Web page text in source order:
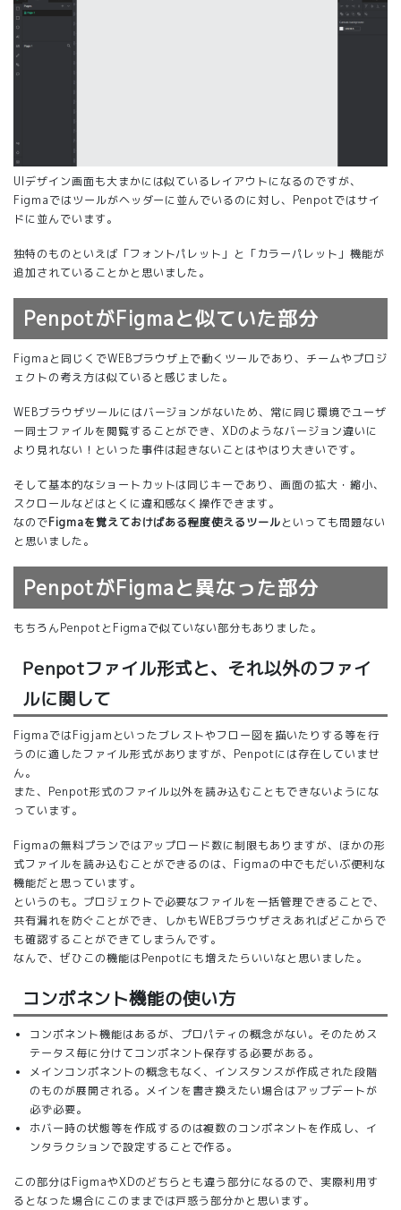
UIデザイン画面も大まかには似ているレイアウトになるのですが、
Figmaではツールがヘッダーに並んでいるのに対し、Penpotではサイ
ドに並んでいます。
独特のものといえば「フォントパレット」と「カラーパレット」機能が
追加されていることかと思いました。
PenpotがFigmaと似ていた部分
Figmaと同じくでWEBブラウザ上で動くツールであり、チームやプロジ
ェクトの考え方は似ていると感じました。
WEBブラウザツールにはバージョンがないため、常に同じ環境でユーザ
ー同士ファイルを閲覧することができ、XDのようなバージョン違いに
より見れない！といった事件は起きないことはやはり大きいです。
そして基本的なショートカットは同じキーであり、画面の拡大・縮小、
スクロールなどはとくに違和感なく操作できます。
なのでFigmaを覚えておけばある程度使えるツールといっても問題ない
と思いました。
PenpotがFigmaと異なった部分
もちろんPenpotとFigmaで似ていない部分もありました。
Penpotファイル形式と、それ以外のファイ
ルに関して
FigmaではFigjamといったブレストやフロー図を描いたりする等を行
うのに適したファイル形式がありますが、Penpotには存在していませ
ん。
また、Penpot形式のファイル以外を読み込むこともできないようにな
っています。
Figmaの無料プランではアップロード数に制限もありますが、ほかの形
式ファイルを読み込むことができるのは、Figmaの中でもだいぶ便利な
機能だと思っています。
というのも。プロジェクトで必要なファイルを一括管理できることで、
共有漏れを防ぐことができ、しかもWEBブラウザさえあればどこからで
も確認することができてしまうんです。
なんで、ぜひこの機能はPenpotにも増えたらいいなと思いました。
コンポネント機能の使い方
コンポネント機能はあるが、プロパティの概念がない。そのためス
テータス毎に分けてコンポネント保存する必要がある。
メインコンポネントの概念もなく、インスタンスが作成された段階
のものが展開される。メインを書き換えたい場合はアップデートが
必ず必要。
ホバー時の状態等を作成するのは複数のコンポネントを作成し、イ
ンタラクションで設定することで作る。
この部分はFigmaやXDのどちらとも違う部分になるので、実際利用す
るとなった場合にこのままでは戸惑う部分かと思います。